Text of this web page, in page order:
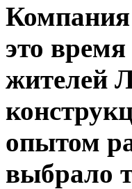
Компания
это
жителей
опытом
выбрало